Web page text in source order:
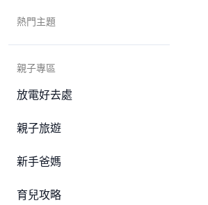
熱門主題
親子專區
放電好去處
親子旅遊
新手爸媽
育兒攻略